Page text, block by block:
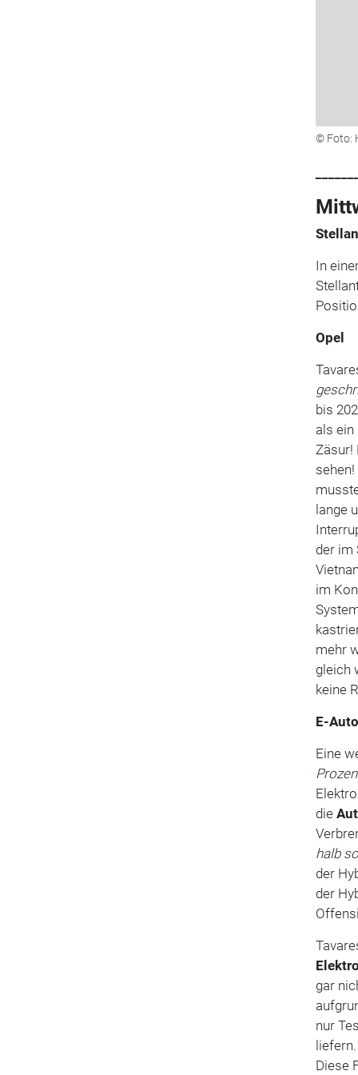
© Foto:
In
Opel
bis
als ein
Zäsur!
lange
der im
im
mehr
gleich
keine
E-
Eine
die
halb
der
der
gar
nur
Diese